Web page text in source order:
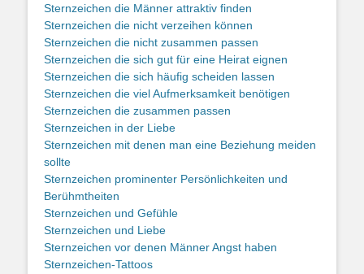
Sternzeichen die Männer attraktiv finden
Sternzeichen die nicht verzeihen können
Sternzeichen die nicht zusammen passen
Sternzeichen die sich gut für eine Heirat eignen
Sternzeichen die sich häufig scheiden lassen
Sternzeichen die viel Aufmerksamkeit benötigen
Sternzeichen die zusammen passen
Sternzeichen in der Liebe
Sternzeichen mit denen man eine Beziehung meiden
sollte
Sternzeichen prominenter Persönlichkeiten und
Berühmtheiten
Sternzeichen und Gefühle
Sternzeichen und Liebe
Sternzeichen vor denen Männer Angst haben
Sternzeichen-Tattoos